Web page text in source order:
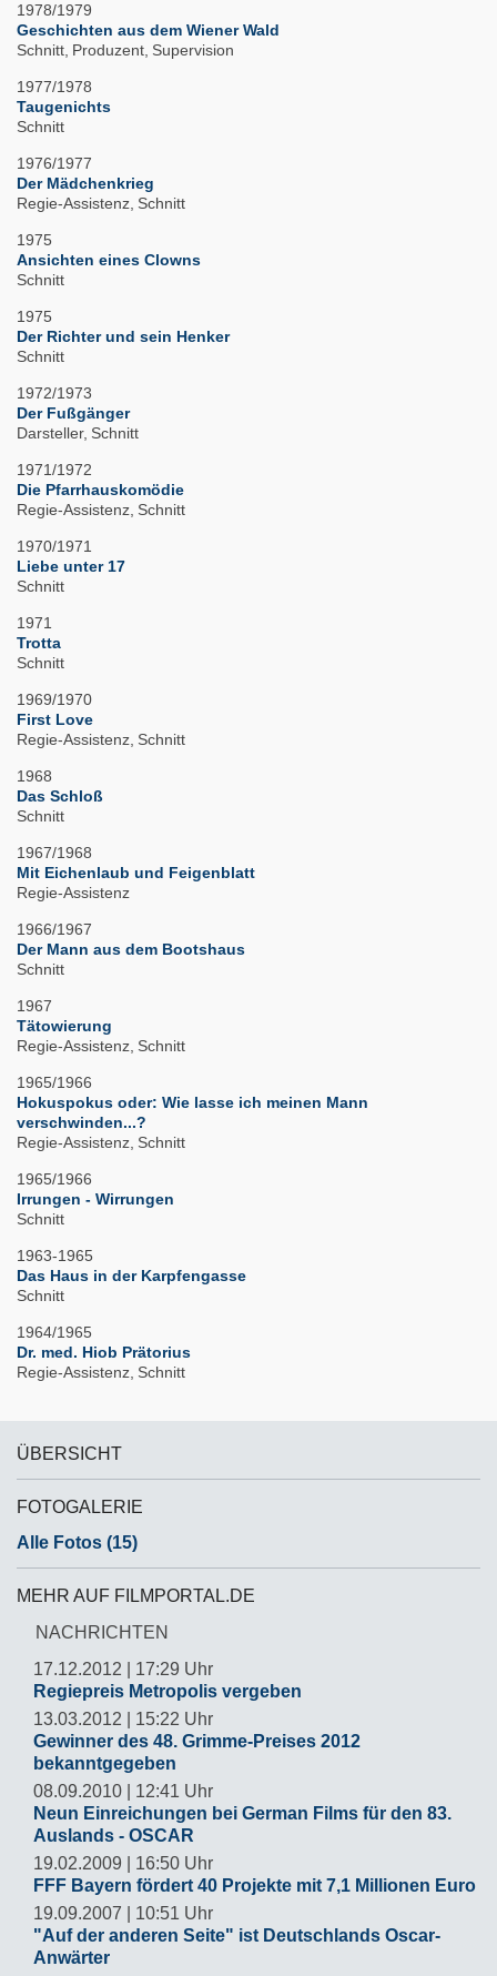
1978/1979
Geschichten aus dem Wiener Wald
Schnitt Produzent Supervision
1977/1978
Taugenichts
Schnitt
1976/1977
Der Mädchenkrieg
Regie-Assistenz Schnitt
1975
Ansichten eines Clowns
Schnitt
1975
Der Richter und sein Henker
Schnitt
1972/1973
Der Fußgänger
Darsteller Schnitt
1971/1972
Die Pfarrhauskomödie
Regie-Assistenz Schnitt
1970/1971
Liebe unter 17
Schnitt
1971
Trotta
Schnitt
1969/1970
First Love
Regie-Assistenz Schnitt
1968
Das Schloß
Schnitt
1967/1968
Mit Eichenlaub und Feigenblatt
Regie-Assistenz
1966/1967
Der Mann aus dem Bootshaus
Schnitt
1967
Tätowierung
Regie-Assistenz Schnitt
1965/1966
Hokuspokus oder: Wie lasse ich meinen Mann
verschwinden...?
Regie-Assistenz Schnitt
1965/1966
Irrungen - Wirrungen
Schnitt
1963-1965
Das Haus in der Karpfengasse
Schnitt
1964/1965
Dr. med. Hiob Prätorius
Regie-Assistenz Schnitt
ÜBERSICHT
FOTOGALERIE
Alle Fotos (15)
MEHR AUF FILMPORTAL.DE
NACHRICHTEN
17.12.2012 | 17:29 Uhr
Regiepreis Metropolis vergeben
13.03.2012 | 15:22 Uhr
Gewinner des 48. Grimme-Preises 2012
bekanntgegeben
08.09.2010 | 12:41 Uhr
Neun Einreichungen bei German Films für den 83.
Auslands - OSCAR
19.02.2009 | 16:50 Uhr
FFF Bayern fördert 40 Projekte mit 7,1 Millionen Euro
19.09.2007 | 10:51 Uhr
"Auf der anderen Seite" ist Deutschlands Oscar-
Anwärter